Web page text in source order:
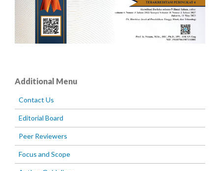
Additional Menu
Contact Us
Editorial Board
Peer Reviewers
Focus and Scope